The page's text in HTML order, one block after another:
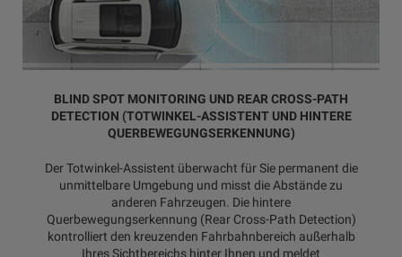
BLIND SPOT MONITORING UND REAR CROSS-PATH
DETECTION (TOTWINKEL-ASSISTENT UND HINTERE
QUERBEWEGUNGSERKENNUNG)
Der Totwinkel-Assistent überwacht für Sie permanent die
unmittelbare Umgebung und misst die Abstände zu
anderen Fahrzeugen. Die hintere
Querbewegungserkennung (Rear Cross-Path Detection)
kontrolliert den kreuzenden Fahrbahnbereich außerhalb
Ihres Sichtbereichs hinter Ihnen und meldet